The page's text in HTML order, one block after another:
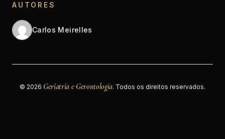
AUTORES
Carlos Meirelles
© 2026 Geriatria e Gerontologia. Todos os direitos reservados.